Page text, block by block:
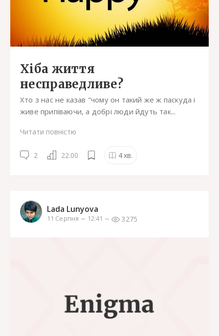
Хіба життя
несправедливе?
Хто з нас не казав "чому он такий же ж паскуда і
живе припіваючи, а добрі люди йдуть так...
Читати повністю
2 22.00 4хв.
Lada Lunyova
11 Серпня 12:41 3275